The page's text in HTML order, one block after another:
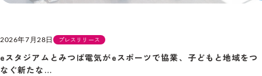
2026年7月28日 プレスリリース
eスタジアムとみつば電気がeスポーツで協業、子どもと地域をつ
なぐ新たな…